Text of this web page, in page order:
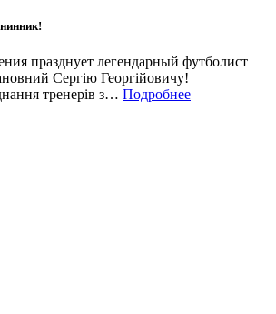
празднует легендарный футболист
Сергію Георгійовичу!
тренерів з… Подробнее